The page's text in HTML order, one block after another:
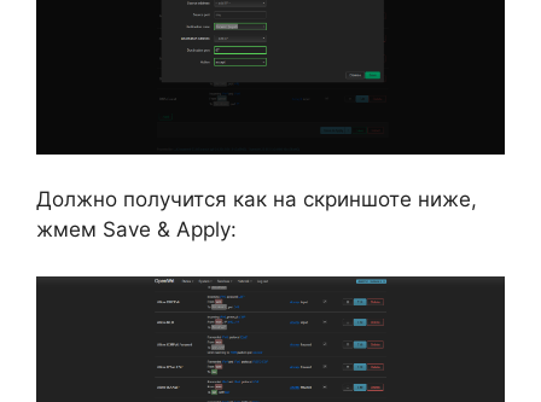
Должно получится как на скриншоте ниже,
жмем Save & Apply: